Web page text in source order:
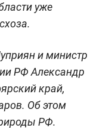
уже
и министр
РФ Александр
край,
Об этом
РФ.